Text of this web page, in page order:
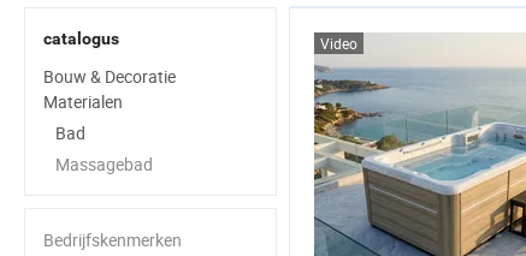
Video
catalogus
Bouw & Decoratie
Materialen
Bad
Massagebad
Bedrijfskenmerken